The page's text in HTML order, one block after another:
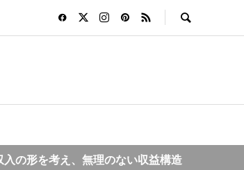
の形を考え、無理のない収益構造